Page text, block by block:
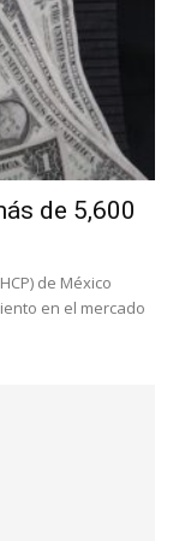
de 5,600
de México
en el mercado